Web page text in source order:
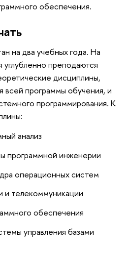
обеспечения.
на два учебных года. На
преподаются
дисциплины,
всей программы обучения, и
программирования. К
анализ
программной инженерии
операционных систем
и телекоммуникации
обеспечения
управления базами